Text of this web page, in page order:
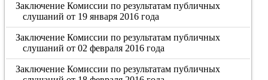
Заключение Комиссии по результатам публичных
слушаний от 19 января 2016 года
Заключение Комиссии по результатам публичных
слушаний от 02 февраля 2016 года
Заключение Комиссии по результатам публичных